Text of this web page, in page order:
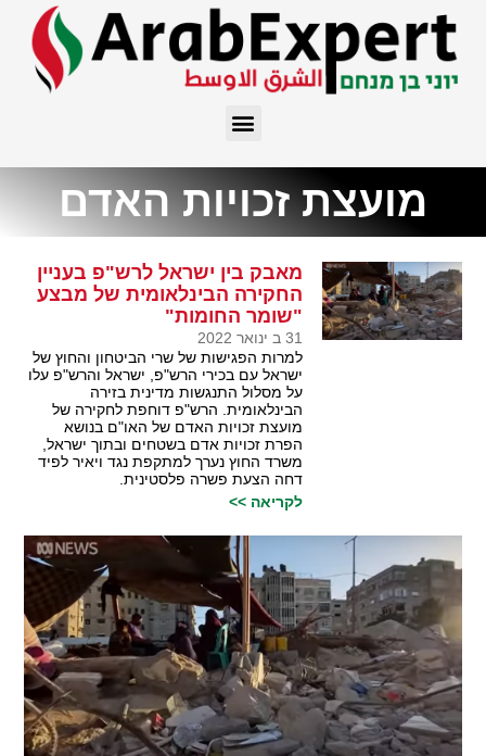
מועצת זכויות האדם
מאבק בין ישראל לרש"פ בעניין
החקירה הבינלאומית של מבצע
"שומר החומות"
31 ב ינואר 2022
למרות הפגישות של שרי הביטחון והחוץ של
ישראל עם בכירי הרש"פ, ישראל והרש"פ עלו
על מסלול התנגשות מדינית בזירה
הבינלאומית. הרש"פ דוחפת לחקירה של
מועצת זכויות האדם של האו"ם בנושא
הפרת זכויות אדם בשטחים ובתוך ישראל,
משרד החוץ נערך למתקפת נגד ויאיר לפיד
דחה הצעת פשרה פלסטינית.
לקריאה >>